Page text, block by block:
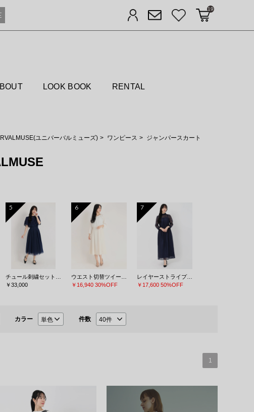
ログイン メルマガ登録お気に入りカートに入れる
19
LOOK BOOK RENTAL
ユニバーバルミューズ) ワンピース ジャンパースカート
5
￥33,000
6
￥16,940 30%OFF
7
レイヤーストライプレースドレス
￥17,600 50%OFF
カラー 件数
1